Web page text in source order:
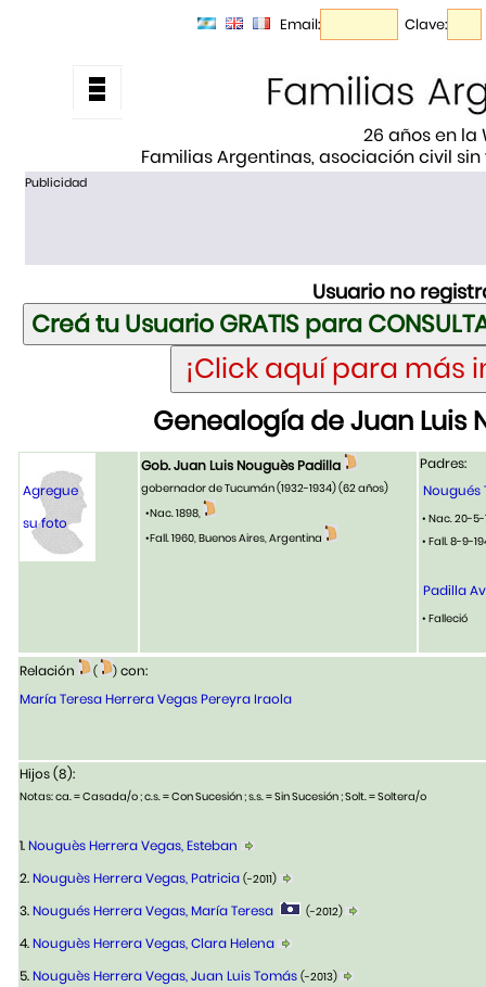
Email: Clave:
26 años en la
Familias Argentinas, asociación civil
Publicidad
Usuario no
Genealogía de Juan Luis
Agregue
su foto
Gob. Juan Luis Nouguès Padilla
gobernador de Tucumán (1932-1934)(62 años)
•Nac. 1898,
•Fall. 1960, Buenos Aires, Argentina
Padres:
Nougués
• Nac. 20-
• Fall. 8-9-
Padilla
• Falleció
Relación ( ) con:
María Teresa Herrera Vegas Pereyra Iraola
Hijos (8):
Notas: ca. = Casada/o ; c.s. = Con Sucesión ; s.s. = Sin Sucesión ; Solt. = Soltera/o
1.Nouguès Herrera Vegas, Esteban
2.Nouguès Herrera Vegas, Patricia (-2011)
3.Nougués Herrera Vegas, María Teresa (-2012)
4.Nouguès Herrera Vegas, Clara Helena
5.Nouguès Herrera Vegas, Juan Luis Tomás (-2013)